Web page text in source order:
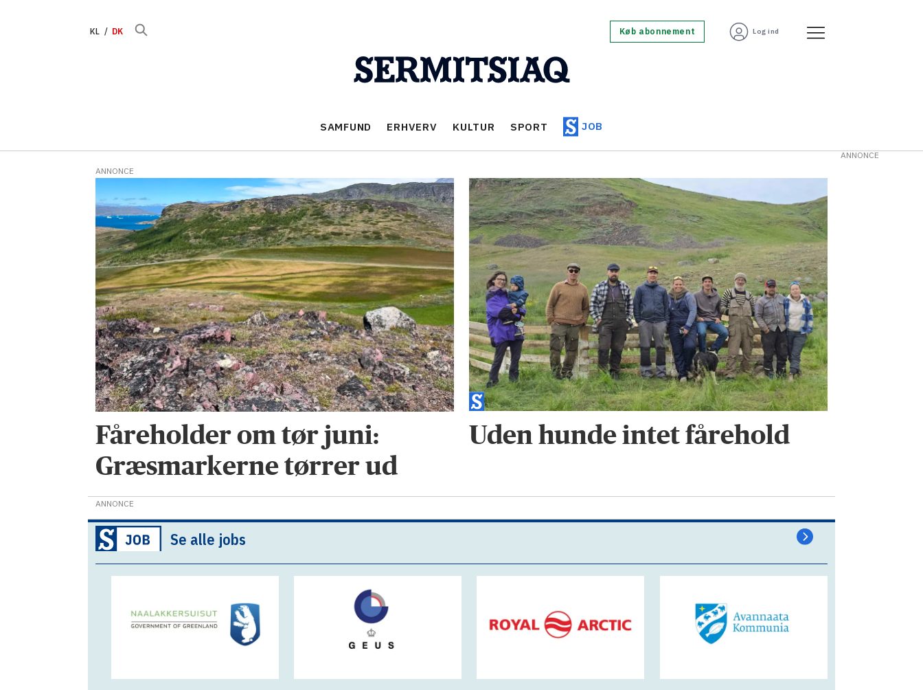
KL DK Køb abonnement Log ind
SAMFUND ERHVERV KULTUR SPORT JOB
fåreholdere
ANNONCE
Fåreholder om tør juni:
Græsmarkerne tørrer ud
Uden hunde intet fårehold
ANNONCE
Se alle jobs
ANNONCE